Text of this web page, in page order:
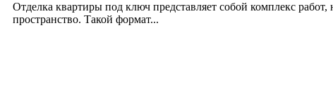
Отделка квартиры под ключ представляет собой комплекс
пространство. Такой формат...